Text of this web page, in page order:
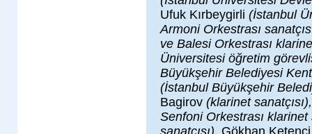
Ufuk Kırbeygirli (İstanbul
Armoni Orkestrası
ve Balesi Orkestrası
Üniversitesi öğretim
Büyükşehir Belediyesi
(İstanbul Büyükşehir
Bagirov (klarinet sanatçısı),
Senfoni Orkestrası klarinet
sanatçısı), Gökhan